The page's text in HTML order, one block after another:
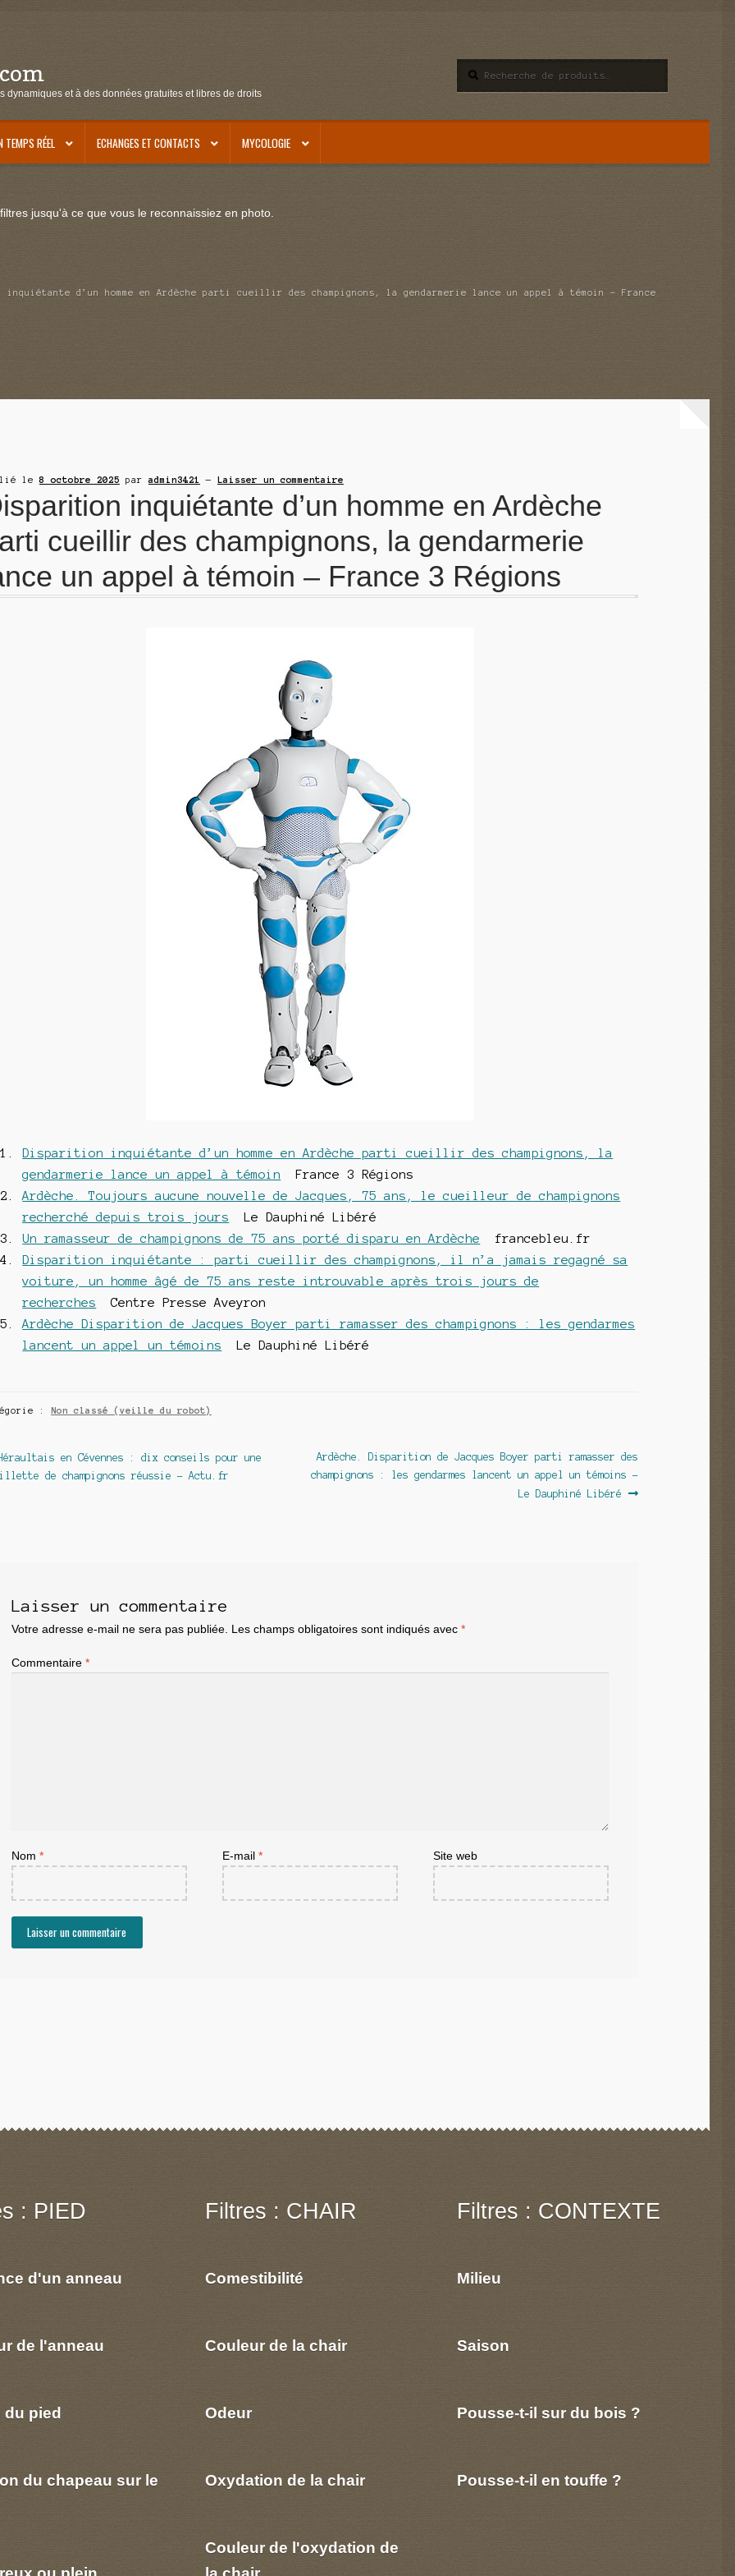
et à des données gratuites et libres de droits
pour :
TEMPS RÉEL ECHANGES ET CONTACTS MYCOLOGIE
jusqu'à ce que vous le reconnaissiez en photo.
d’un homme en Ardèche parti cueillir des champignons, la gendarmerie lance un appel à témoin – France
le8 octobre 2025 paradmin3421 — Laisser un commentaire
inquiétante d’un homme en Ardèche
cueillir des champignons, la gendarmerie
un appel à témoin – France 3 Régions
Disparition inquiétante d’un homme en Ardèche parti cueillir des champignons, la
gendarmerie lance un appel à témoin France 3 Régions
Ardèche. Toujours aucune nouvelle de Jacques, 75 ans, le cueilleur de champignons
recherché depuis trois jours Le Dauphiné Libéré
Un ramasseur de champignons de 75 ans porté disparu en Ardèche francebleu.fr
Disparition inquiétante : parti cueillir des champignons, il n’a jamais regagné sa
voiture, un homme âgé de 75 ans reste introuvable après trois jours de
recherches Centre Presse Aveyron
Ardèche Disparition de Jacques Boyer parti ramasser des champignons : les gendarmes
lancent un appel un témoins Le Dauphiné Libéré
: Non classé (veille du robot)
:
en Cévennes : dix conseils pour une
de champignons réussie – Actu.fr
Article
suivant :
Ardèche. Disparition de Jacques Boyer parti ramasser des
champignons : les gendarmes lancent un appel un témoins –
Le Dauphiné Libéré
Laisser un commentaire
Votre adresse e-mail ne sera pas publiée. Les champs obligatoires sont indiqués avec *
Commentaire *
Nom * E-mail * Site web
: PIED
d'un anneau
de l'anneau
du pied
du chapeau sur le
Filtres : CHAIR
Comestibilité
Couleur de la chair
Odeur
Oxydation de la chair
Couleur de l'oxydation de
Filtres : CONTEXTE
Milieu
Saison
Pousse-t-il sur du bois ?
Pousse-t-il en touffe ?